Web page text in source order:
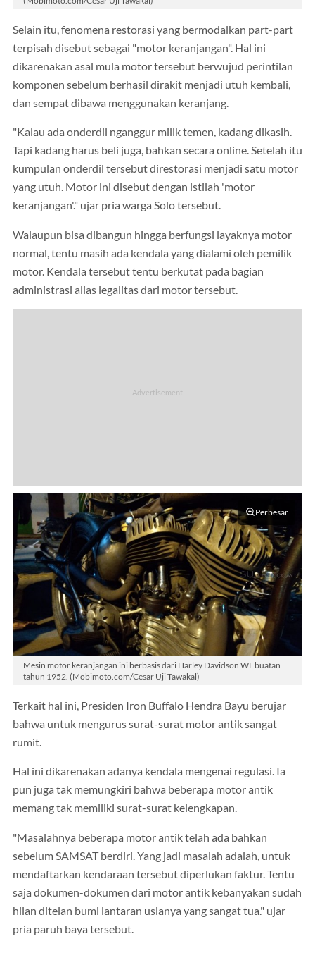
Selain itu, fenomena restorasi yang bermodalkan part-part
terpisah disebut sebagai "motor keranjangan". Hal ini
dikarenakan asal mula motor tersebut berwujud perintilan
komponen sebelum berhasil dirakit menjadi utuh kembali,
dan sempat dibawa menggunakan keranjang.
"Kalau ada onderdil nganggur milik temen, kadang dikasih.
Tapi kadang harus beli juga, bahkan secara online. Setelah itu
kumpulan onderdil tersebut direstorasi menjadi satu motor
yang utuh. Motor ini disebut dengan istilah 'motor
keranjangan'." ujar pria warga Solo tersebut.
Walaupun bisa dibangun hingga berfungsi layaknya motor
normal, tentu masih ada kendala yang dialami oleh pemilik
motor. Kendala tersebut tentu berkutat pada bagian
administrasi alias legalitas dari motor tersebut.
Perbesar
Mesin motor keranjangan ini berbasis dari Harley Davidson WL buatan
tahun 1952. (Mobimoto.com/Cesar Uji Tawakal)
Terkait hal ini, Presiden Iron Buffalo Hendra Bayu berujar
bahwa untuk mengurus surat-surat motor antik sangat
rumit.
Hal ini dikarenakan adanya kendala mengenai regulasi. Ia
pun juga tak memungkiri bahwa beberapa motor antik
memang tak memiliki surat-surat kelengkapan.
"Masalahnya beberapa motor antik telah ada bahkan
sebelum SAMSAT berdiri. Yang jadi masalah adalah, untuk
mendaftarkan kendaraan tersebut diperlukan faktur. Tentu
saja dokumen-dokumen dari motor antik kebanyakan sudah
hilan ditelan bumi lantaran usianya yang sangat tua." ujar
pria paruh baya tersebut.